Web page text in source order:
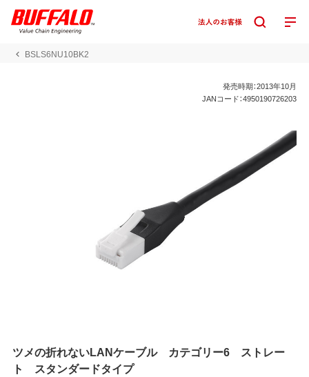
BSLS6NU10BK2
発売時期：2013年10月
JANコード：4950190726203
ツメの折れないLANケーブル カテゴリー6 ストレー
ト スタンダードタイプ